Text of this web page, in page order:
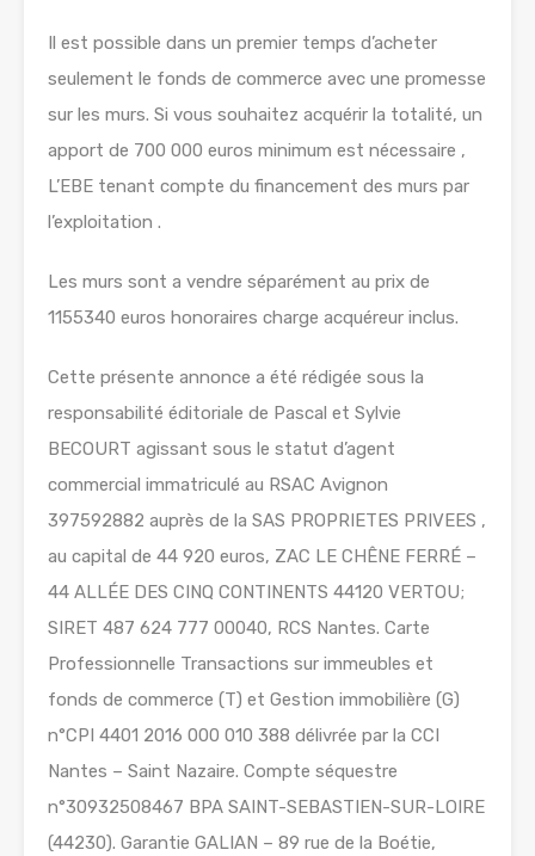
Il est possible dans un premier temps d’acheter
seulement le fonds de commerce avec une promesse
sur les murs. Si vous souhaitez acquérir la totalité, un
apport de 700 000 euros minimum est nécessaire ,
L’EBE tenant compte du financement des murs par
l’exploitation .
Les murs sont a vendre séparément au prix de
1155340 euros honoraires charge acquéreur inclus.
Cette présente annonce a été rédigée sous la
responsabilité éditoriale de Pascal et Sylvie
BECOURT agissant sous le statut d’agent
commercial immatriculé au RSAC Avignon
397592882 auprès de la SAS PROPRIETES PRIVEES ,
au capital de 44 920 euros, ZAC LE CHÊNE FERRÉ –
44 ALLÉE DES CINQ CONTINENTS 44120 VERTOU;
SIRET 487 624 777 00040, RCS Nantes. Carte
Professionnelle Transactions sur immeubles et
fonds de commerce (T) et Gestion immobilière (G)
n°CPI 4401 2016 000 010 388 délivrée par la CCI
Nantes – Saint Nazaire. Compte séquestre
n°30932508467 BPA SAINT-SEBASTIEN-SUR-LOIRE
(44230). Garantie GALIAN – 89 rue de la Boétie,